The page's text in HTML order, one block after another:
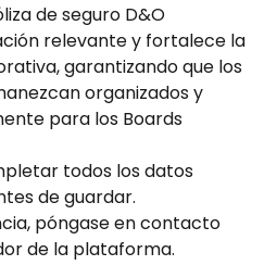
de seguro D&O
relevante y fortalece la
garantizando que los
organizados y
para los Boards
todos los datos
de guardar.
póngase en contacto
de la plataforma.